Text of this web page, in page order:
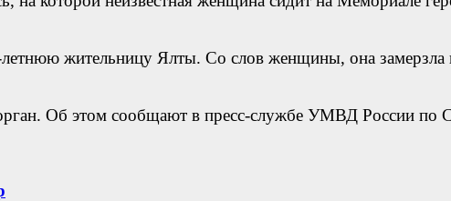
жительницу Ялты. Со слов женщины, она
Об этом сообщают в пресс-службе УМВД России по